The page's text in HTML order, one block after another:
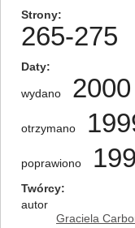
Strony
265-275
Daty
wydano 2000
otrzymano
poprawiono
Twórcy
autor
Graciela